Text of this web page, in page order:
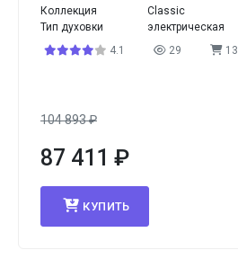
Коллекция
Classic
Тип духовки
электрическая
4.1
29 13
104 893₽
87 411 ₽
КУПИТЬ